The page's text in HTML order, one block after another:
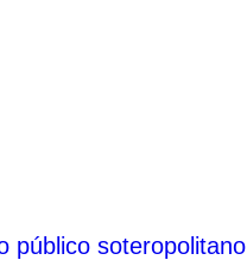
público soteropolitano